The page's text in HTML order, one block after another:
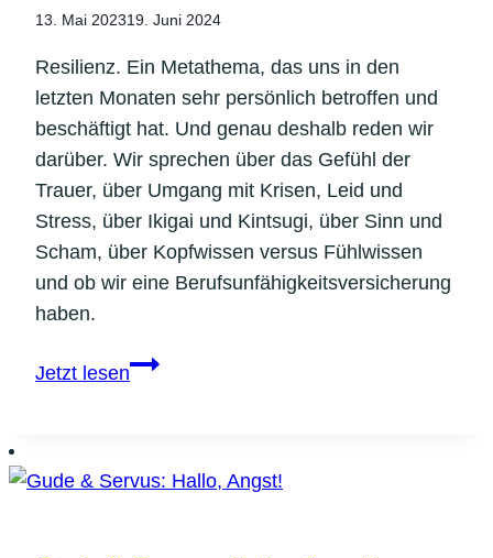
13. Mai 202319. Juni 2024
Resilienz. Ein Metathema, das uns in den
letzten Monaten sehr persönlich betroffen und
beschäftigt hat. Und genau deshalb reden wir
darüber. Wir sprechen über das Gefühl der
Trauer, über Umgang mit Krisen, Leid und
Stress, über Ikigai und Kintsugi, über Sinn und
Scham, über Kopfwissen versus Fühlwissen
und ob wir eine Berufsunfähigkeitsversicherung
haben.
Jetzt lesenGude
la